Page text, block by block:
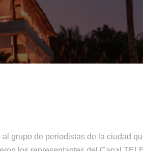
grupo de periodistas de la ciudad